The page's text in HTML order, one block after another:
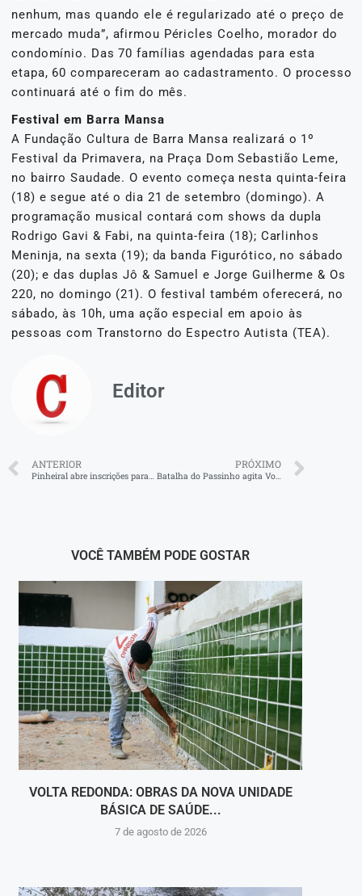
nenhum, mas quando ele é regularizado até o preço de
mercado muda”, afirmou Péricles Coelho, morador do
condomínio. Das 70 famílias agendadas para esta
etapa, 60 compareceram ao cadastramento. O processo
continuará até o fim do mês.
Festival em Barra Mansa
A Fundação Cultura de Barra Mansa realizará o 1º
Festival da Primavera, na Praça Dom Sebastião Leme,
no bairro Saudade. O evento começa nesta quinta-feira
(18) e segue até o dia 21 de setembro (domingo). A
programação musical contará com shows da dupla
Rodrigo Gavi & Fabi, na quinta-feira (18); Carlinhos
Meninja, na sexta (19); da banda Figurótico, no sábado
(20); e das duplas Jô & Samuel e Jorge Guilherme & Os
220, no domingo (21). O festival também oferecerá, no
sábado, às 10h, uma ação especial em apoio às
pessoas com Transtorno do Espectro Autista (TEA).
Editor
ANTERIOR
Pinheiral abre inscrições para conferência de saúde
PRÓXIMO
Batalha do Passinho agita Volta Redonda no sábado (20)
VOCÊ TAMBÉM PODE GOSTAR
VOLTA REDONDA: OBRAS DA NOVA UNIDADE
BÁSICA DE SAÚDE...
7 de agosto de 2026